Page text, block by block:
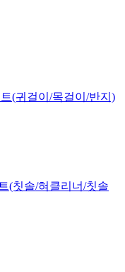
(귀걸이/목걸이/반지)
(칫솔/혀클리너/칫솔